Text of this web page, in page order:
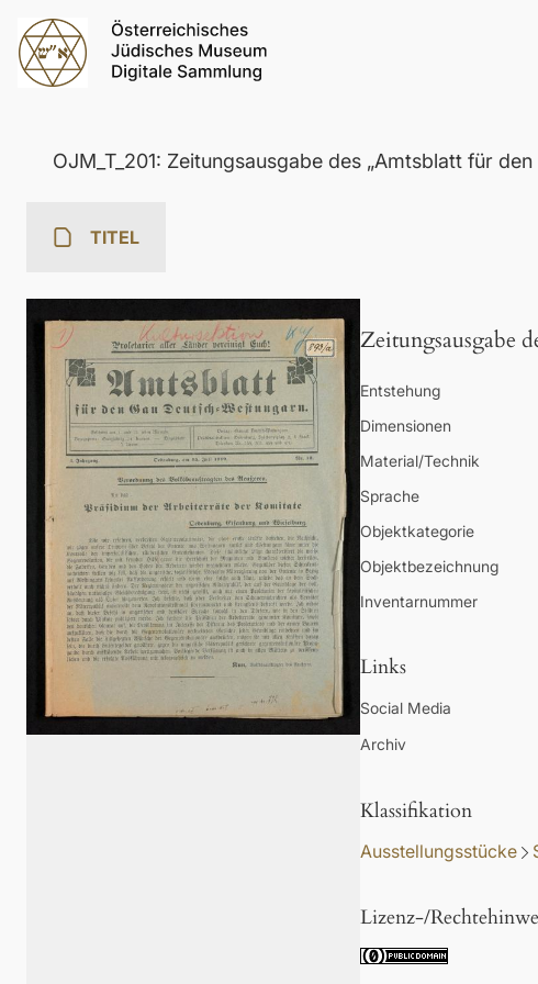
OJM_T_201: Zeitungsausgabe des „Amtsblatt für
TITEL
Zeitungsausgabe
Entstehung
Dimensionen
Material/Technik
Sprache
Objektkategorie
Objektbezeichnung
Inventarnummer
Links
Social Media
Archiv
Klassifikation
Ausstellungsstücke
Lizenz-/